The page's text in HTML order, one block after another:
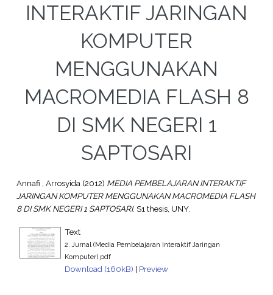
INTERAKTIF JARINGAN
KOMPUTER
MENGGUNAKAN
MACROMEDIA FLASH 8
DI SMK NEGERI 1
SAPTOSARI
Annafi , Arrosyida(2012) MEDIA PEMBELAJARAN INTERAKTIF
JARINGAN KOMPUTER MENGGUNAKAN MACROMEDIA FLASH
8 DI SMK NEGERI 1 SAPTOSARI. S1 thesis, UNY.
Text
2. Jurnal (Media Pembelajaran Interaktif Jaringan
Komputer).pdf
Download (160kB) | Preview